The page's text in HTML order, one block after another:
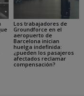
Los trabajadores de
Groundforce en el
aeropuerto de
Barcelona inician
huelga indefinida:
¿pueden los pasajeros
afectados reclamar
compensación?